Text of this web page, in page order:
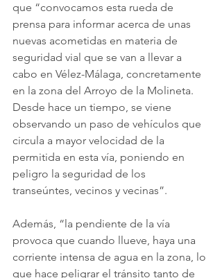
que “convocamos esta rueda de
prensa para informar acerca de unas
nuevas acometidas en materia de
seguridad vial que se van a llevar a
cabo en Vélez-Málaga, concretamente
en la zona del Arroyo de la Molineta.
Desde hace un tiempo, se viene
observando un paso de vehículos que
circula a mayor velocidad de la
permitida en esta vía, poniendo en
peligro la seguridad de los
transeúntes, vecinos y vecinas”.
Además, “la pendiente de la vía
provoca que cuando llueve, haya una
corriente intensa de agua en la zona, lo
que hace peligrar el tránsito tanto de